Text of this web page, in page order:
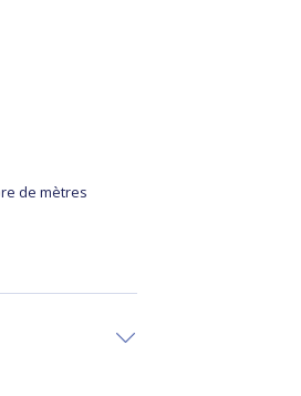
de mètres